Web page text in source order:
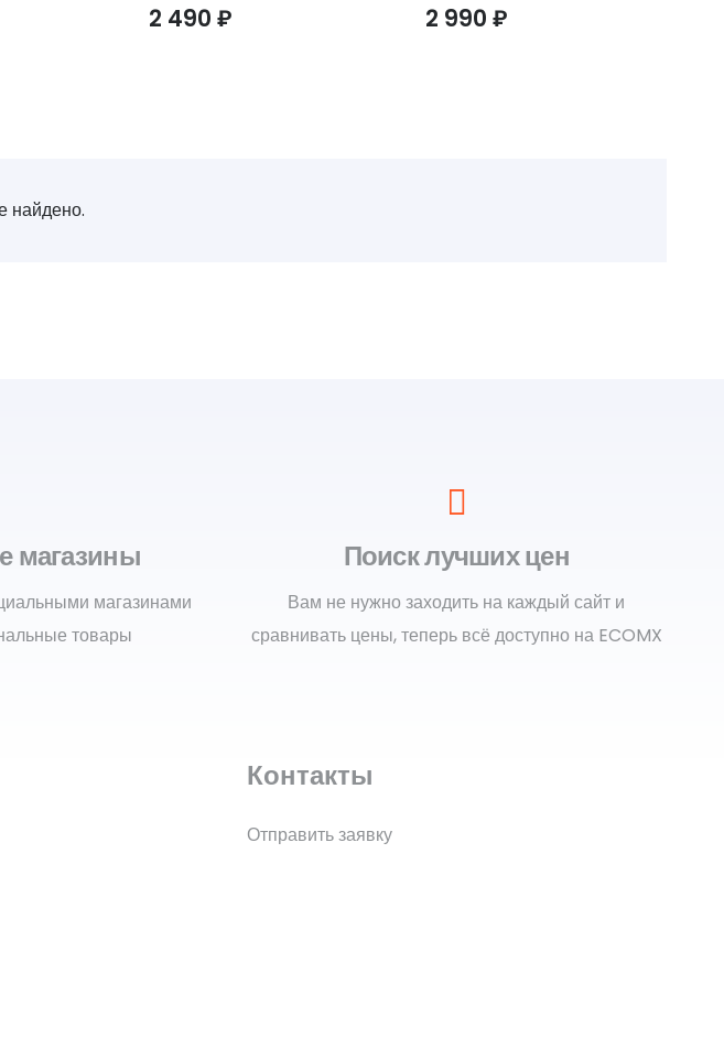
2 490 ₽ 2 990 ₽
найдено.
магазины
магазинами
товары
Поиск лучших цен
Вам не нужно заходить на каждый сайт и
сравнивать цены, теперь всё доступно на ECOMX
Контакты
Отправить заявку